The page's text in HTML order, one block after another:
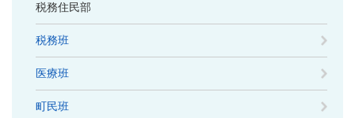
税務住民部
税務班
医療班
町民班